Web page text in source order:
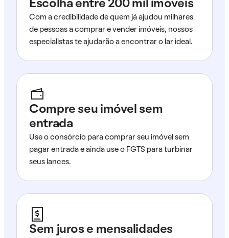
Escolha entre 200 mil imóveis
Com a credibilidade de quem já ajudou milhares
de pessoas a comprar e vender imóveis, nossos
especialistas te ajudarão a encontrar o lar ideal.
Compre seu imóvel sem
entrada
Use o consórcio para comprar seu imóvel sem
pagar entrada e ainda use o FGTS para turbinar
seus lances.
Sem juros e mensalidades